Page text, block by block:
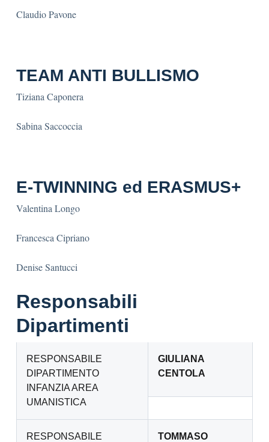
Claudio Pavone
TEAM ANTI BULLISMO
Tiziana Caponera
Sabina Saccoccia
E-TWINNING ed ERASMUS+
Valentina Longo
Francesca Cipriano
Denise Santucci
Responsabili
Dipartimenti
RESPONSABILE
DIPARTIMENTO
INFANZIA AREA
UMANISTICA
GIULIANA
CENTOLA
RESPONSABILE
TOMMASO